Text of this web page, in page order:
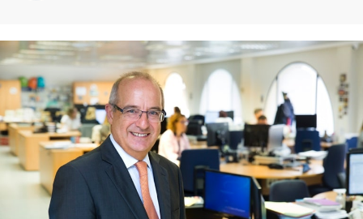
a
s
t
r
o
e
n
i
d